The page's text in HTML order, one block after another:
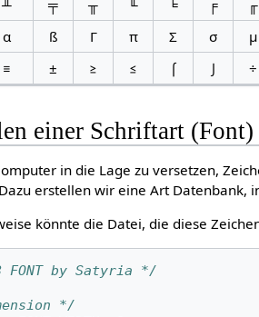
╨ ╤ ╥ ╙ ╘ ╒ ╓
α ß Γ π Σ σ µ
≡ ± ≥ ≤ ⌠ ⌡ ÷
einer Schriftart (Font)
in die Lage zu versetzen,
erstellen wir eine Art Datenbank,
könnte die Datei, die diese
FONT by Satyria */
*/